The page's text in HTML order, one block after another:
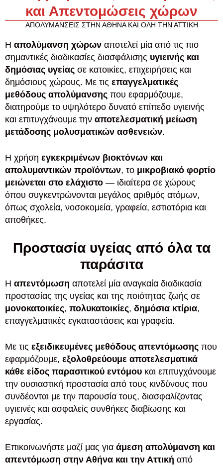
και Απεντομώσεις χώρων
ΑΠΟΛΥΜΑΝΣΕΙΣ ΣΤΗΝ ΑΘΗΝΑ ΚΑΙ ΟΛΗ ΤΗΝ ΑΤΤΙΚΗ
Η απολύμανση χώρων αποτελεί μία από τις πιο
σημαντικές διαδικασίες διασφάλισης υγιεινής και
δημόσιας υγείας σε κατοικίες, επιχειρήσεις και
δημόσιους χώρους. Με τις επαγγελματικές
μεθόδους απολύμανσης που εφαρμόζουμε,
διατηρούμε το υψηλότερο δυνατό επίπεδο υγιεινής
και επιτυγχάνουμε την αποτελεσματική μείωση
μετάδοσης μολυσματικών ασθενειών.
H χρήση εγκεκριμένων βιοκτόνων και
απολυμαντικών προϊόντων, το μικροβιακό φορτίο
μειώνεται στο ελάχιστο — ιδιαίτερα σε χώρους
όπου συγκεντρώνονται μεγάλος αριθμός ατόμων,
όπως σχολεία, νοσοκομεία, γραφεία, εστιατόρια και
αποθήκες.
Προστασία υγείας από όλα τα
παράσιτα
Η απεντόμωση αποτελεί μία αναγκαία διαδικασία
προστασίας της υγείας και της ποιότητας ζωής σε
μονοκατοικίες, πολυκατοικίες, δημόσια κτίρια,
επαγγελματικές εγκαταστάσεις και γραφεία.
Με τις εξειδικευμένες μεθόδους απεντόμωσης που
εφαρμόζουμε, εξολοθρεύουμε αποτελεσματικά
κάθε είδος παρασιτικού εντόμου και επιτυγχάνουμε
την ουσιαστική προστασία από τους κινδύνους που
συνδέονται με την παρουσία τους, διασφαλίζοντας
υγιεινές και ασφαλείς συνθήκες διαβίωσης και
εργασίας.
Επικοινωνήστε μαζί μας για άμεση απολύμανση και
απεντόμωση στην Αθήνα και την Αττική από